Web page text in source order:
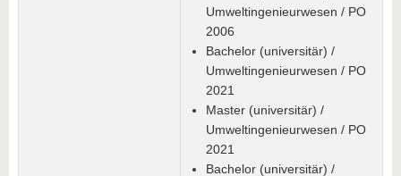
Umweltingenieurwesen / PO
2006
Bachelor (universitär) /
Umweltingenieurwesen / PO
2021
Master (universitär) /
Umweltingenieurwesen / PO
2021
Bachelor (universitär) /